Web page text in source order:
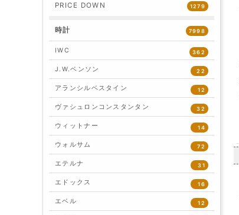
PRICE DOWN 1279
時計 7998
IWC 362
J.W.ベンソン 22
アランシルベスタイン 12
ヴァシュロンコンスタンタン 32
ウィットナー 14
ウォルサム 72
エテルナ 31
エドックス 16
エベル 12